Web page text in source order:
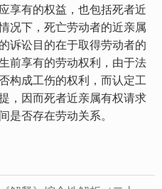
享有的权益，也包括死者近
况下，死亡劳动者的近亲属
诉讼目的在于取得劳动者的
前享有的劳动权利，由于法
构成工伤的权利，而认定工
，因而死者近亲属有权请求
是否存在劳动关系。